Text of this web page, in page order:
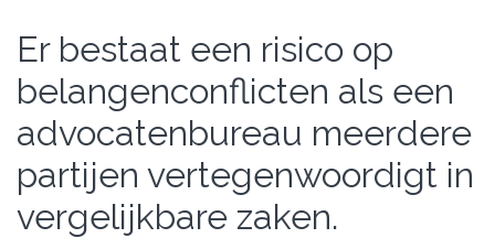
Er bestaat een risico op
belangenconflicten als een
advocatenbureau meerdere
partijen vertegenwoordigt in
vergelijkbare zaken.